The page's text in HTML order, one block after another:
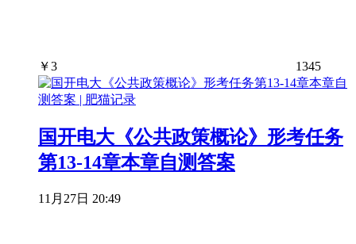
￥3 1345
国开电大《公共政策概论》形考任务
第13-14章本章自测答案
11月27日 20:49